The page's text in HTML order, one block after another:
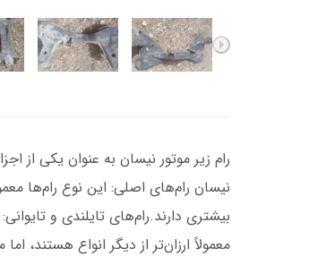
رام زیر موتور نیسان به عنوان یکی از
نیسان رام‌های اصلی: این نوع رام‌ها
بیشتری دارند.رام‌های تایلندی و
معمولاً ارزان‌تر از دیگر انواع